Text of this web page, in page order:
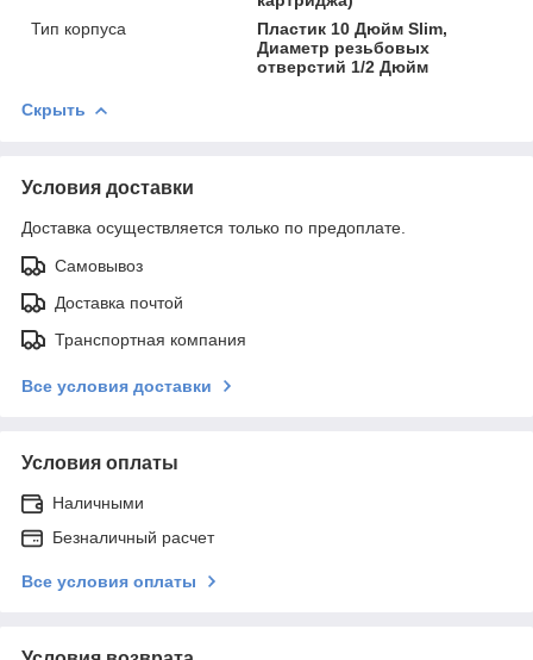
Тип корпуса
Пластик 10 Дюйм Slim,
Диаметр резьбовых
отверстий 1/2 Дюйм
Скрыть
Условия доставки
Доставка осуществляется только по предоплате.
Самовывоз
Доставка почтой
Транспортная компания
Все условия доставки
Условия оплаты
Наличными
Безналичный расчет
Все условия оплаты